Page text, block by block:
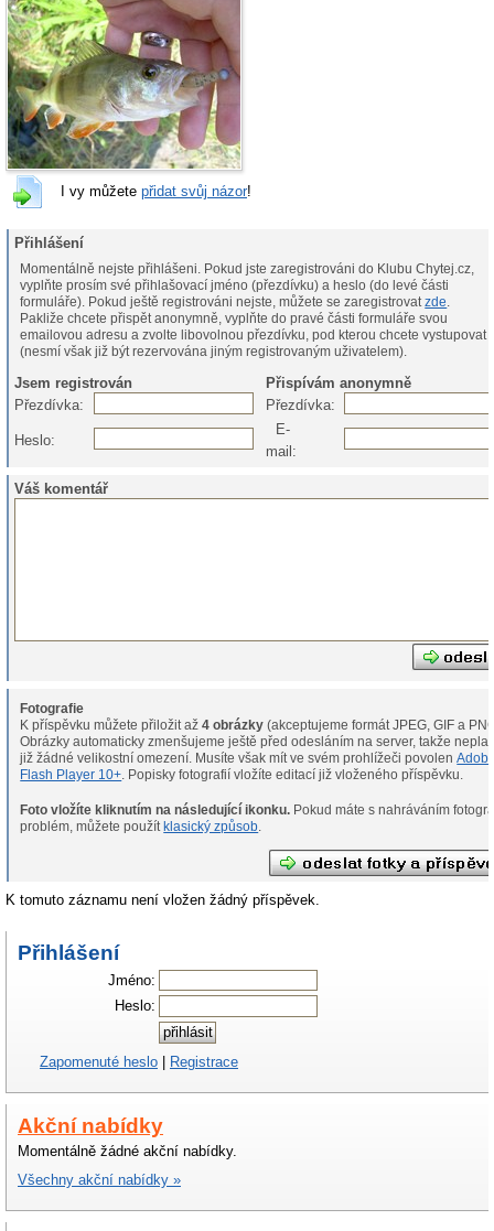
I vy můžete přidat svůj názor!
Přihlášení
Momentálně nejste přihlášeni. Pokud jste zaregistrováni do Klubu Chytej.cz,
vyplňte prosím své přihlašovací jméno (přezdívku) a heslo (do levé části
formuláře). Pokud ještě registrováni nejste, můžete se zaregistrovatzde
Pakliže chcete přispět anonymně, vyplňte do pravé části formuláře svou
emailovou adresu a zvolte libovolnou přezdívku, pod kterou chcete vystupovat
(nesmí však již být rezervována jiným registrovaným uživatelem).
Jsem registrován
Přispívám anonymně
Přezdívka:
Přezdívka:
Heslo:
E-
mail:
Váš komentář
Fotografie
K příspěvku můžete přiložit až4 obrázky (akceptujeme formát JPEG, GIF a
Obrázky automaticky zmenšujeme ještě před odesláním na server, takže
již žádné velikostní omezení. Musíte však mít ve svém prohlížeči povolen
Flash Player 10+ . Popisky fotografií vložíte editací již vloženého příspěvku.
Foto vložíte kliknutím na následující ikonku.
problém, můžete použítklasický způsob.
K tomuto záznamu není vložen žádný příspěvek.
Přihlášení
Jméno:
Heslo:
Zapomenuté heslo | Registrace
Akční nabídky
Momentálně žádné akční nabídky.
Všechny akční nabídky »